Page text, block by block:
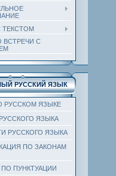
ТЕКСТОМ
ВСТРЕЧИ С
РУССКИЙ ЯЗЫК
РУССКОМ ЯЗЫКЕ
ЯЗЫКА
РУССКОГО ЯЗЫКА
ПО ЗАКОНАМ
ПУНКТУАЦИИ